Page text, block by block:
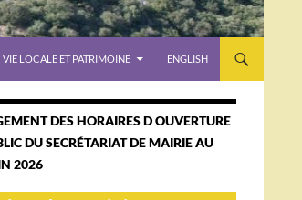
VIE LOCALE ET PATRIMOINE ENGLISH
DES HORAIRES D OUVERTURE
DU SECRÉTARIAT DE MAIRIE AU
2026